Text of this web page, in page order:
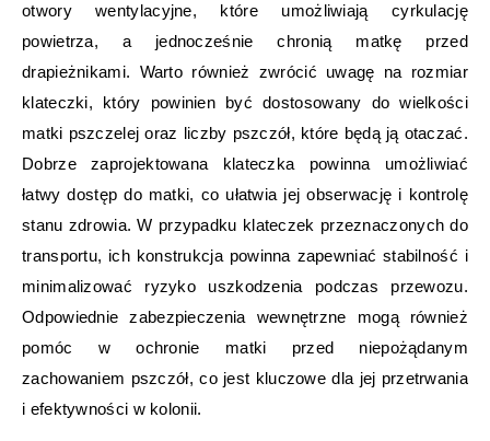
otwory wentylacyjne, które umożliwiają cyrkulację
powietrza, a jednocześnie chronią matkę przed
drapieżnikami. Warto również zwrócić uwagę na rozmiar
klateczki, który powinien być dostosowany do wielkości
matki pszczelej oraz liczby pszczół, które będą ją otaczać.
Dobrze zaprojektowana klateczka powinna umożliwiać
łatwy dostęp do matki, co ułatwia jej obserwację i kontrolę
stanu zdrowia. W przypadku klateczek przeznaczonych do
transportu, ich konstrukcja powinna zapewniać stabilność i
minimalizować ryzyko uszkodzenia podczas przewozu.
Odpowiednie zabezpieczenia wewnętrzne mogą również
pomóc w ochronie matki przed niepożądanym
zachowaniem pszczół, co jest kluczowe dla jej przetrwania
i efektywności w kolonii.